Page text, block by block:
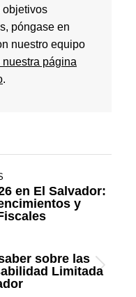
objetivos
póngase en
nuestro equipo
nuestra página
.
en El Salvador:
y
sobre las
Limitada